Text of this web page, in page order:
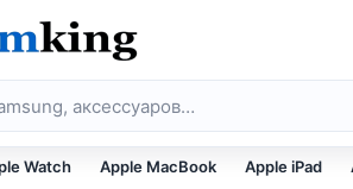
Watch Apple MacBook Apple iPad